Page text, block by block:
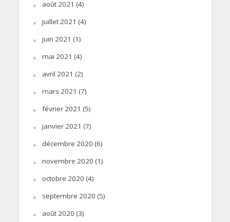
août 2021 (4)
juillet 2021 (4)
juin 2021 (1)
mai 2021 (4)
avril 2021 (2)
mars 2021 (7)
février 2021 (5)
janvier 2021 (7)
décembre 2020 (6)
novembre 2020 (1)
octobre 2020 (4)
septembre 2020 (5)
août 2020 (3)